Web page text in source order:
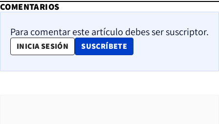
COMENTARIOS
Para comentar este artículo debes ser suscriptor.
INICIA SESIÓN SUSCRÍBETE
OPENS IN NEW WINDOW